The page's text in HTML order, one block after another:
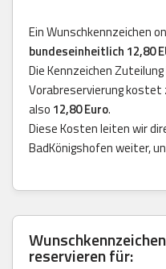
Ein Wunschkennzeichen
bundeseinheitlich 12,80
Die Kennzeichen
Vorabreservierung kostet
also 12,80 Euro.
Diese Kosten leiten wir
BadKönigshofen weiter,
reservieren für: